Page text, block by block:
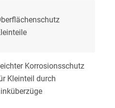
Korrosionsschutz
Kleinteil durch